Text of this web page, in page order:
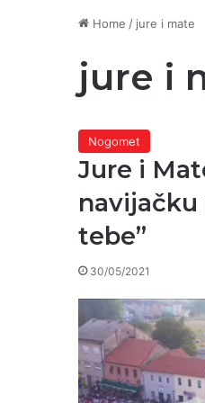
Home / jure i mate
jure i
Nogomet
Jure i
navijačku
tebe”
30/05/2021